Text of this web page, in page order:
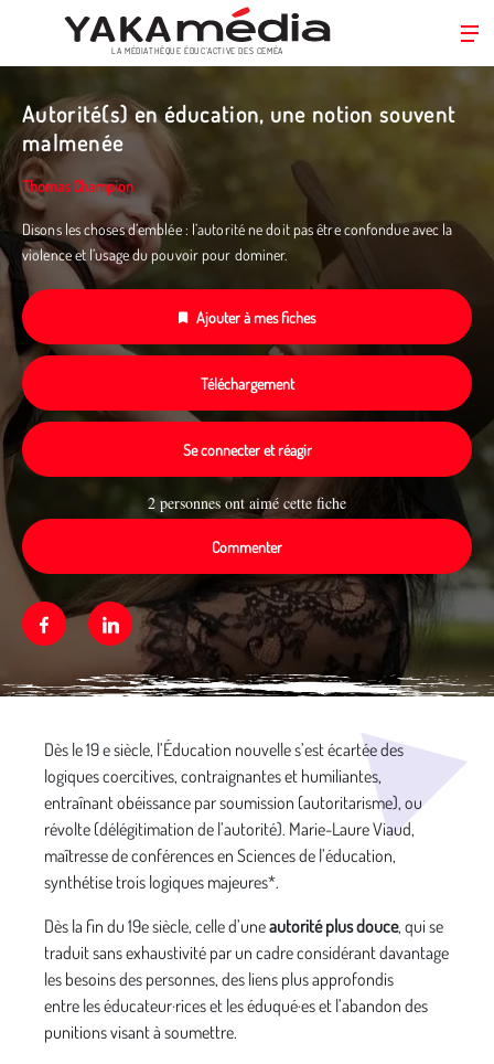
contenu
principal
LA MÉDIATHÈQUE ÉDUC’ACTIVE DES CEMÉA
Autorité(s) en éducation, une notion souvent
malmenée
Thomas Champion
Disons les choses d’emblée : l’autorité ne doit pas être confondue avec la
violence et l’usage du pouvoir pour dominer.
Ajouter à mes fiches
Téléchargement
Se connecter et réagir
2 personnes ont aimé cette fiche
Commenter
FacebookLinkedin
Dès le 19 e siècle, l’Éducation nouvelle s’est écartée des
logiques coercitives, contraignantes et humiliantes,
entraînant obéissance par soumission (autoritarisme), ou
révolte (délégitimation de l’autorité). Marie-Laure Viaud,
maîtresse de conférences en Sciences de l’éducation,
synthétise trois logiques majeures*.
Dès la fin du 19e siècle, celle d’uneautorité plus douce, qui se
traduit sans exhaustivité par un cadre considérant davantage
les besoins des personnes, des liens plus approfondis
entre les éducateur·rices et les éduqué·es et l’abandon des
punitions visant à soumettre.